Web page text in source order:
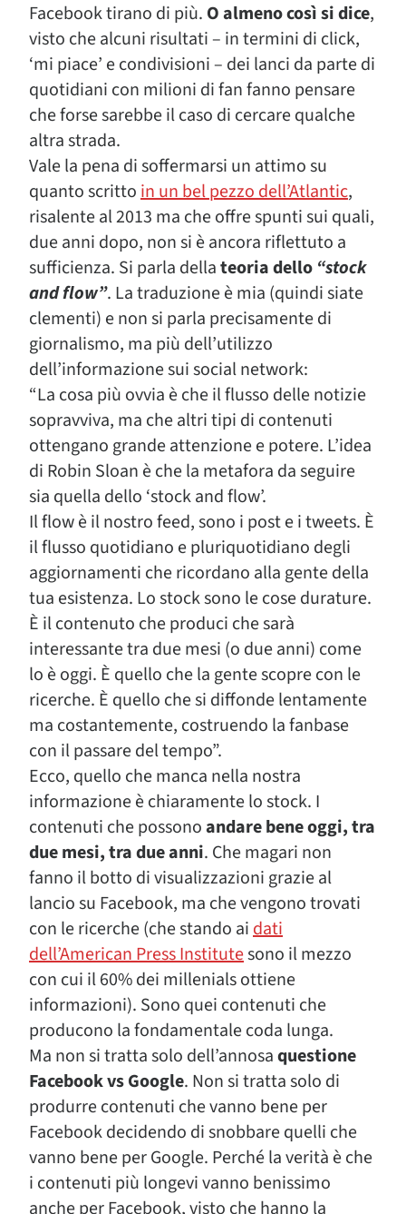
Facebook tirano di più. O almeno così si dice,
visto che alcuni risultati – in termini di click,
‘mi piace’ e condivisioni – dei lanci da parte di
quotidiani con milioni di fan fanno pensare
che forse sarebbe il caso di cercare qualche
altra strada.
Vale la pena di soffermarsi un attimo su
quanto scrittoin un bel pezzo dell’Atlantic,
risalente al 2013 ma che offre spunti sui quali,
due anni dopo, non si è ancora riflettuto a
sufficienza. Si parla dellateoria dello “stock
and flow”. La traduzione è mia (quindi siate
clementi) e non si parla precisamente di
giornalismo, ma più dell’utilizzo
dell’informazione sui social network:
“La cosa più ovvia è che il flusso delle notizie
sopravviva, ma che altri tipi di contenuti
ottengano grande attenzione e potere. L’idea
di Robin Sloan è che la metafora da seguire
sia quella dello ‘stock and flow’.
Il flow è il nostro feed, sono i post e i tweets. È
il flusso quotidiano e pluriquotidiano degli
aggiornamenti che ricordano alla gente della
tua esistenza. Lo stock sono le cose durature.
È il contenuto che produci che sarà
interessante tra due mesi (o due anni) come
lo è oggi. È quello che la gente scopre con le
ricerche. È quello che si diffonde lentamente
ma costantemente, costruendo la fanbase
con il passare del tempo”.
Ecco, quello che manca nella nostra
informazione è chiaramente lo stock. I
contenuti che possonoandare bene oggi, tra
due mesi, tra due anni. Che magari non
fanno il botto di visualizzazioni grazie al
lancio su Facebook, ma che vengono trovati
con le ricerche (che stando aidati
dell’American Press Institutesono il mezzo
con cui il 60% dei millenials ottiene
informazioni). Sono quei contenuti che
producono la fondamentale coda lunga.
Ma non si tratta solo dell’annosaquestione
Facebook vs Google. Non si tratta solo di
produrre contenuti che vanno bene per
Facebook decidendo di snobbare quelli che
vanno bene per Google. Perché la verità è che
i contenuti più longevi vanno benissimo
anche per Facebook, visto che hanno la